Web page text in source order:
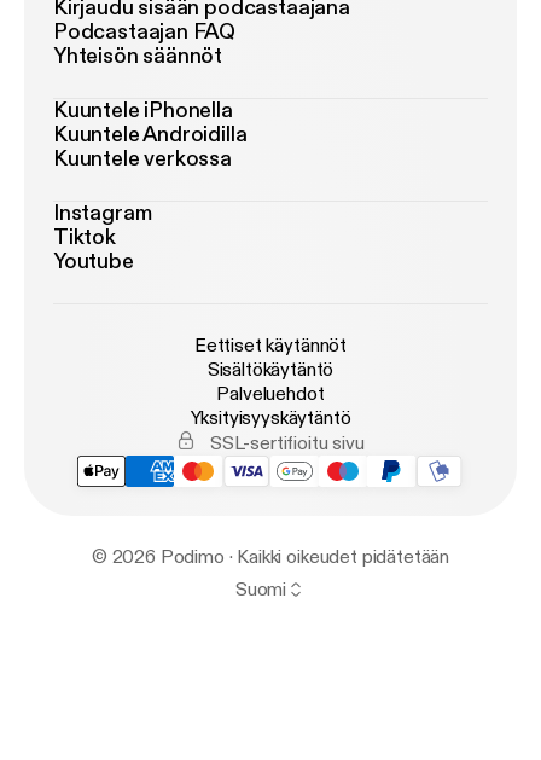
Kirjaudu sisään podcastaajana
Podcastaajan FAQ
Yhteisön säännöt
Kuuntele iPhonella
Kuuntele Androidilla
Kuuntele verkossa
Instagram
Tiktok
Youtube
Eettiset käytännöt
Sisältökäytäntö
Palveluehdot
Yksityisyyskäytäntö
SSL-sertifioitu sivu
© 2026 Podimo · Kaikki oikeudet pidätetään
Suomi